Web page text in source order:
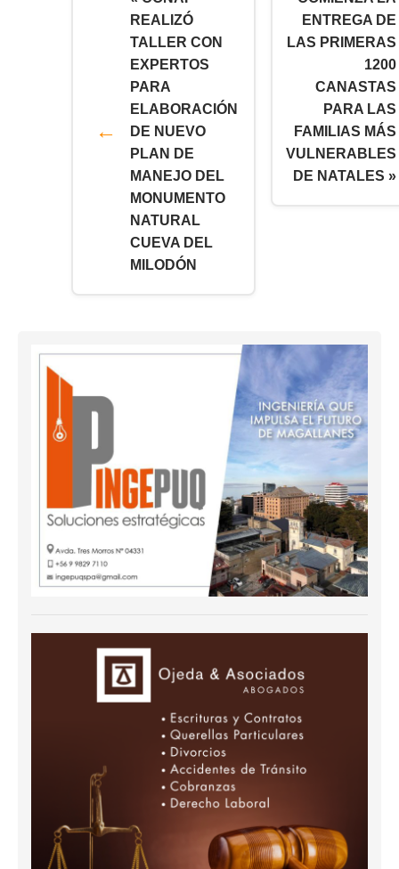
REALIZÓ
TALLER CON
EXPERTOS
PARA
ELABORACIÓN
DE NUEVO
PLAN DE
MANEJO DEL
MONUMENTO
NATURAL
CUEVA DEL
MILODÓN
ENTREGA DE
LAS PRIMERAS
1200
CANASTAS
PARA LAS
FAMILIAS MÁS
VULNERABLES
DE NATALES »